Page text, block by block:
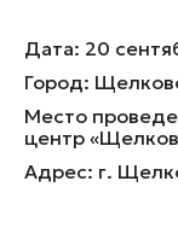
Природа и
Отдохнуть и
Рыбалка
Фермы
Народные
Детские
Москва +
идеального
Выставки
Фестивали
Концерты
Экскурсии
Мастер-
Новости
Музеи
Гиды
КЛАССЫ
ПРОФИЛЯ
Дата: 20
Город:
Место
центр
Адрес: г.